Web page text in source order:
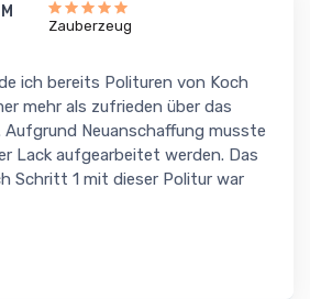
Zauberzeug
ich bereits Polituren von Koch
mehr als zufrieden über das
Aufgrund Neuanschaffung musste
Lack aufgearbeitet werden. Das
Schritt 1 mit dieser Politur war